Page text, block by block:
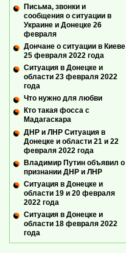
Письма, звонки и
сообщения о ситуации в
Украине и Донецке 26
февраля
Дончане о ситуации в Киеве
25 февраля 2022 года
Ситуация в Донецке и
области 23 февраля 2022
года
Что нужно для любви
Кто такая фосса с
Мадагаскара
ДНР и ЛНР Ситуация в
Донецке и области 21 и 22
февраля 2022 года
Владимир Путин объявил о
признании ДНР и ЛНР
Ситуация в Донецке и
области 19 и 20 февраля
2022 года
Ситуация в Донецке и
области 18 февраля 2022
года